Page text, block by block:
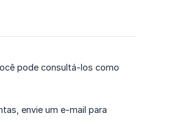
pode consultá-los como
envie um e-mail para